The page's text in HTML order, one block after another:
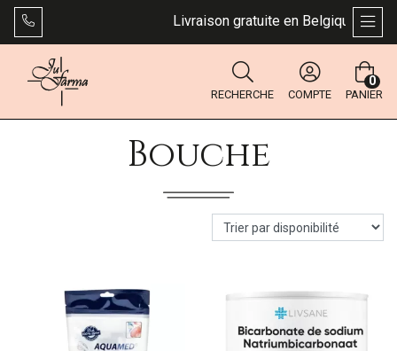
Livraison gratuite en Belgique dès
RECHERCHE COMPTE PANIER
0
Bouche